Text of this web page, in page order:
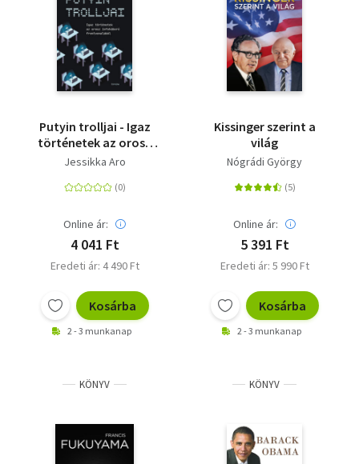
Putyin trolljai - Igaz
történetek az orosz
infoháború
Jessikka Aro
Online ár:
4 041 Ft
Eredeti ár: 4 490 Ft
Kosárba
2 - 3 munkanap
Kissinger szerint a
világ
Nógrádi György
Online ár:
5 391 Ft
Eredeti ár: 5 990 Ft
Kosárba
2 - 3 munkanap
KÖNYV KÖNYV